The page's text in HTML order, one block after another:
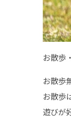
お散歩
お散歩
お散歩
遊びが